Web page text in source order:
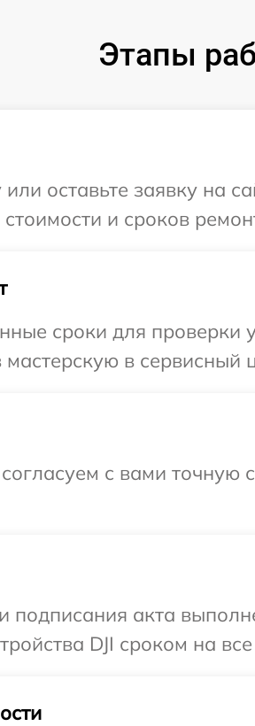
Этапы
оставьте заявку на
и сроков
сроки для проверки
в сервисный
с вами точную
подписания акта
DJI сроком на